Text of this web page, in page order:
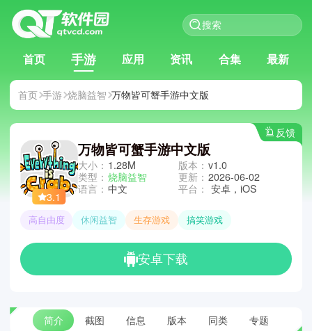
首页 手游 应用 资讯 合集 最新
首页 手游 烧脑益智 万物皆可蟹手游中文版
反馈
3.1
万物皆可蟹手游中文版
大小： 1.28M
类型： 烧脑益智
语言： 中文
版本： v1.0
更新： 2026-06-02
平台： 安卓，iOS
高自由度 休闲益智 生存游戏 搞笑游戏
安卓下载
简介 截图 信息 版本 同类 专题